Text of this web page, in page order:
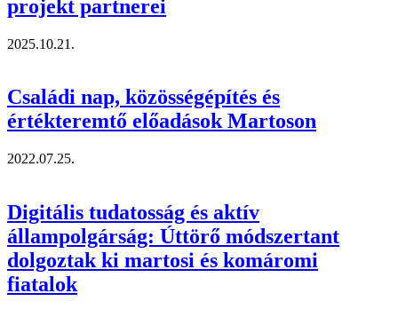
projekt partnerei
2025.10.21.
Családi nap, közösségépítés és
értékteremtő előadások Martoson
2022.07.25.
Digitális tudatosság és aktív
állampolgárság: Úttörő módszertant
dolgoztak ki martosi és komáromi
fiatalok